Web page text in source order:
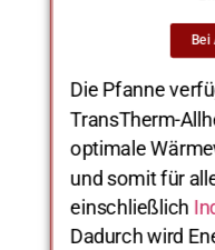
Bei
Die Pfanne
TransTherm-
optimale
und somit für
einschließlich
Dadurch wird